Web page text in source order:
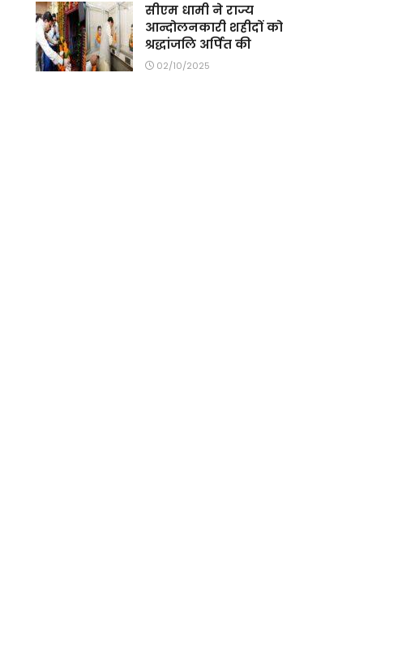
सीएम धामी ने राज्य
आन्दोलनकारी शहीदों को
श्रद्धांजलि अर्पित की
02/10/2025